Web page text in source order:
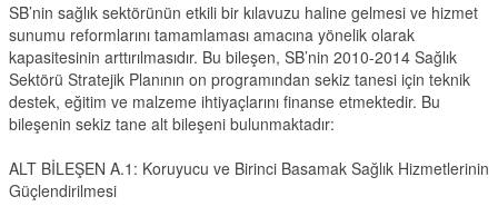
SB’nin sağlık sektörünün etkili bir kılavuzu haline gelmesi ve hizmet
sunumu reformlarını tamamlaması amacına yönelik olarak
kapasitesinin arttırılmasıdır. Bu bileşen, SB’nin 2010-2014 Sağlık
Sektörü Stratejik Planının on programından sekiz tanesi için teknik
destek, eğitim ve malzeme ihtiyaçlarını finanse etmektedir. Bu
bileşenin sekiz tane alt bileşeni bulunmaktadır:
ALT BİLEŞEN A.1: Koruyucu ve Birinci Basamak Sağlık Hizmetlerinin
Güçlendirilmesi